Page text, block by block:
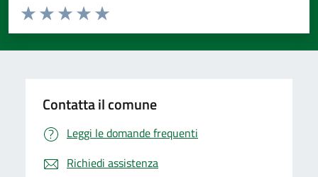
Valuta da 1 a 5 stelle la pagina
Valuta 5 stelle su 5
Valuta 4 stelle su 5
Valuta 3 stelle su 5
Valuta 2 stelle su 5
Valuta 1 stelle su 5
Contatta il comune
Leggi le domande frequenti
Richiedi assistenza